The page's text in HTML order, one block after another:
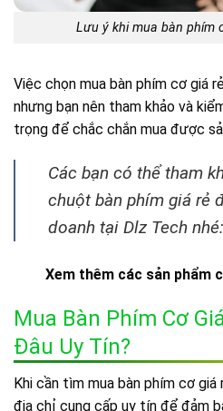
Lưu ý khi mua bàn phím
Việc chọn mua bàn phím cơ giá
nhưng bạn nên tham khảo và
trọng để chắc chắn mua được
Các bạn có thể tham
chuột bàn phím giá rẻ
doanh tại Dlz Tech nhé:
Xem thêm các sản phẩm
Mua Bàn Phím Cơ
Đâu Uy Tín?
Khi cần tìm mua bàn phím cơ
địa chỉ cung cấp uy tín để đảm